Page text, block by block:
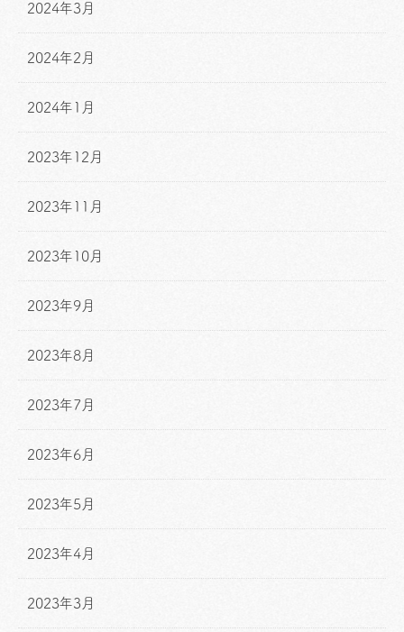
2024年3月
2024年2月
2024年1月
2023年12月
2023年11月
2023年10月
2023年9月
2023年8月
2023年7月
2023年6月
2023年5月
2023年4月
2023年3月